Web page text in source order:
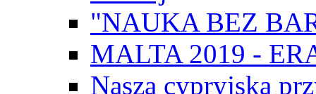
"NAUKA BEZ
MALTA 2019 -
Nasza cypryjska